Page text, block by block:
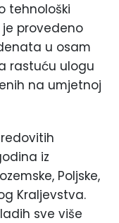
tehnološki
je provedeno
u osam
rastuću ulogu
na umjetnoj
iz
Poljske,
Kraljevstva.
sve više